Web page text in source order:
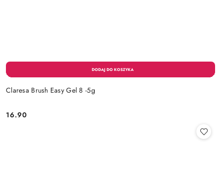
Claresa Brush Easy Gel 8 -5g
Cena:
16.90